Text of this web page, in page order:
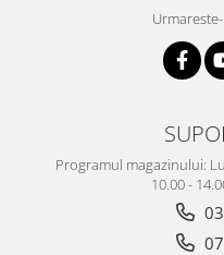
Programul magazinului:
10.00 -